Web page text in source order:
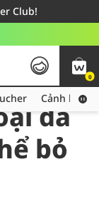
Club!
249,000Đ
TP. Hồ Chí Minh
0
Cảnh báo
da
bỏ